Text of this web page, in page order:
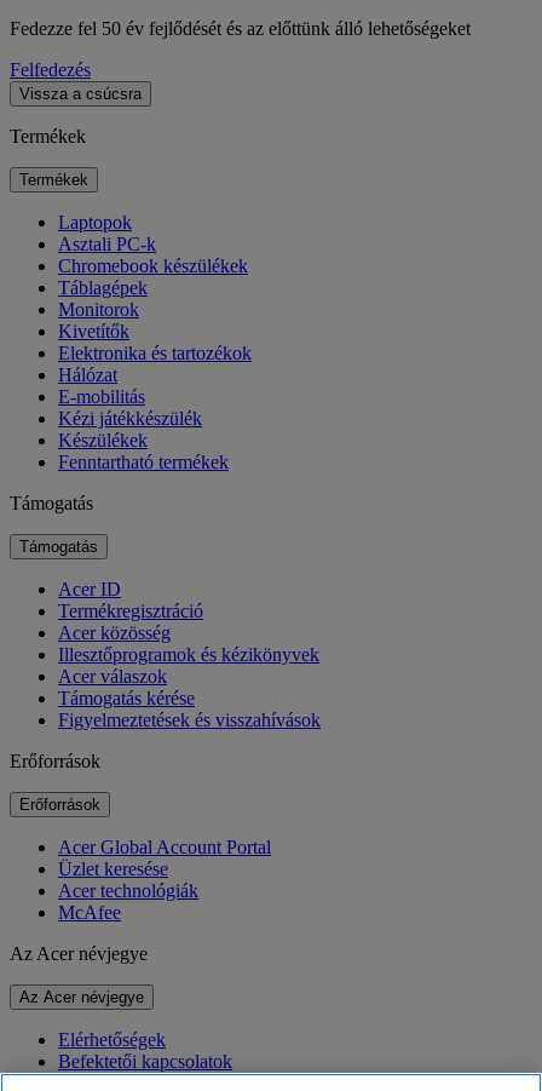
Fedezze fel 50 év fejlődését és az előttünk álló lehetőségeket
Felfedezés
Vissza a csúcsra
Termékek
Termékek
Laptopok
Asztali PC-k
Chromebook készülékek
Táblagépek
Monitorok
Kivetítők
Elektronika és tartozékok
Hálózat
E-mobilitás
Kézi játékkészülék
Készülékek
Fenntartható termékek
Támogatás
Támogatás
Acer ID
Termékregisztráció
Acer közösség
Illesztőprogramok és kézikönyvek
Acer válaszok
Támogatás kérése
Figyelmeztetések és visszahívások
Erőforrások
Erőforrások
Acer Global Account Portal
Üzlet keresése
Acer technológiák
McAfee
Az Acer névjegye
Az Acer névjegye
Elérhetőségek
Befektetői kapcsolatok